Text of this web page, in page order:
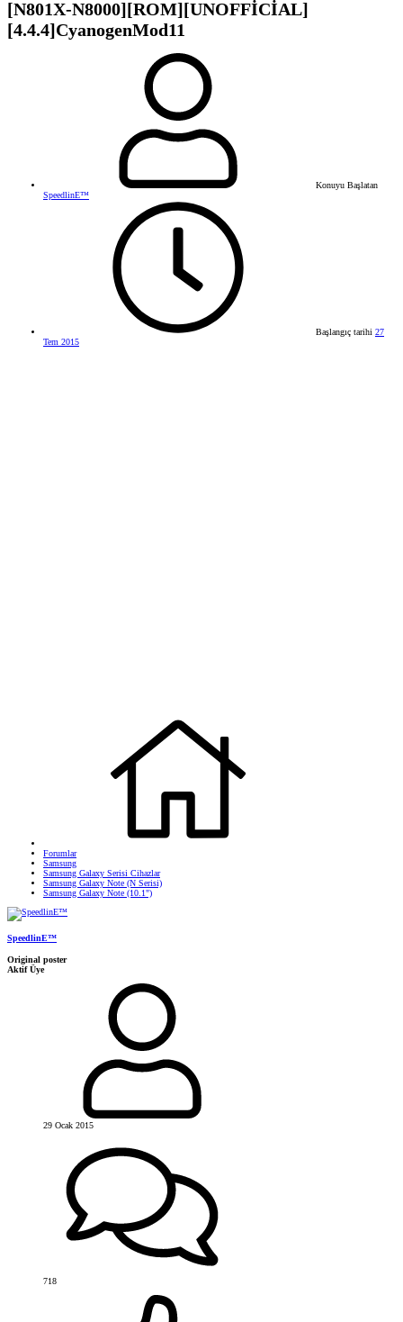
[N801X-N8000][ROM][UNOFFİCİAL]
[4.4.4]CyanogenMod11
Konuyu Başlatan
SpeedlinE™
Başlangıç tarihi 27
Tem 2015
Forumlar
Samsung
Samsung Galaxy Serisi Cihazlar
Samsung Galaxy Note (N Serisi)
Samsung Galaxy Note (10.1")
SpeedlinE™
Original poster
Aktif Üye
29 Ocak 2015
718